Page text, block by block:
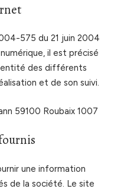
575 du 21 juin 2004
il est précisé
des différents
et de son suivi.
59100 Roubaix 1007
une information
de la société. Le site